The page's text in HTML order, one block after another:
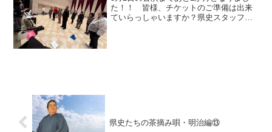
た！！ 皆様、チケットのご準備は出来
ていらっしゃいますか？県史スタッフの
県史たちの茶摘み唄・明治編⑬